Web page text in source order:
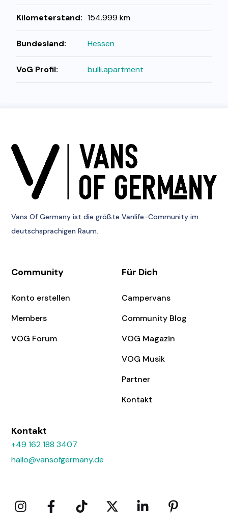
Kilometerstand: 154.999 km
Bundesland: Hessen
VoG Profil: bulli.apartment
Vans Of Germany ist die größte Vanlife-Community im
deutschsprachigen Raum.
Community
Konto erstellen
Members
VOG Forum
Für Dich
Campervans
Community Blog
VOG Magazin
VOG Musik
Partner
Kontakt
Kontakt
+49 162 188 3407
hallo@vansofgermany.de